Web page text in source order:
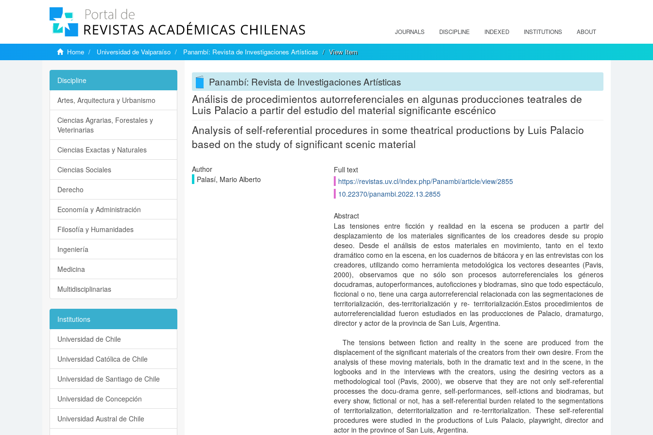
JOURNALS DISCIPLINE INDEXED INSTITUTIONS ABOUT
Home Universidad de Valparaíso Panambí: Revista de Investigaciones Artísticas View Item
Panambí: Revista de Investigaciones Artísticas
Análisis de procedimientos autorreferenciales en algunas producciones teatrales de
Luis Palacio a partir del estudio del material significante escénico
Analysis of self-referential procedures in some theatrical productions by Luis Palacio
based on the study of significant scenic material
Author
Palasí, Mario Alberto
Full text
https://revistas.uv.cl/index.php/Panambi/article/view/2855
10.22370/panambi.2022.13.2855
Abstract
Las tensiones entre ficción y realidad en la escena se producen a partir del
desplazamiento de los materiales significantes de los creadores desde su propio
deseo. Desde el análisis de estos materiales en movimiento, tanto en el texto
dramático como en la escena, en los cuadernos de bitácora y en las entrevistas con los
creadores, utilizando como herramienta metodológica los vectores deseantes (Pavis,
2000), observamos que no sólo son procesos autorreferenciales los géneros
docudramas, autoperformances, autoficciones y biodramas, sino que todo espectáculo,
ficcional o no, tiene una carga autorreferencial relacionada con las segmentaciones de
territorialización, des-territorialización y re- territorialización.Estos procedimientos de
autorreferencialidad fueron estudiados en las producciones de Palacio, dramaturgo,
director y actor de la provincia de San Luis, Argentina.
The tensions between fiction and reality in the scene are produced from the
displacement of the significant materials of the creators from their own desire. From the
analysis of these moving materials, both in the dramatic text and in the scene, in the
logbooks and in the interviews with the creators, using the desiring vectors as a
methodological tool (Pavis, 2000), we observe that they are not only self-referential
processes the docu-drama genre, self-performances, self-ictions and biodramas, but
every show, fictional or not, has a self-referential burden related to the segmentations
of territorialization, deterritorialization and re-territorialization. These self-referential
procedures were studied in the productions of Luis Palacio, playwright, director and
actor in the province of San Luis, Argentina.
Discipline
Artes, Arquitectura y Urbanismo
Ciencias Agrarias, Forestales y
Veterinarias
Ciencias Exactas y Naturales
Ciencias Sociales
Derecho
Economía y Administración
Filosofía y Humanidades
Ingeniería
Medicina
Multidisciplinarias
Institutions
Universidad de Chile
Universidad Católica de Chile
Universidad de Santiago de Chile
Universidad de Concepción
Universidad Austral de Chile